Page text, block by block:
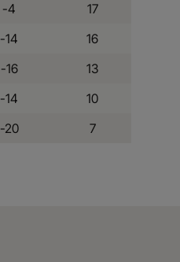
-4
17
-14
16
-16
13
-14
10
-20 7